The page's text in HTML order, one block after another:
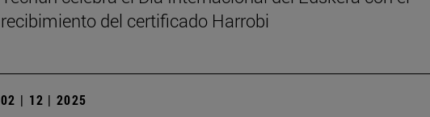
recibimiento del certificado Harrobi
02 | 12 | 2025